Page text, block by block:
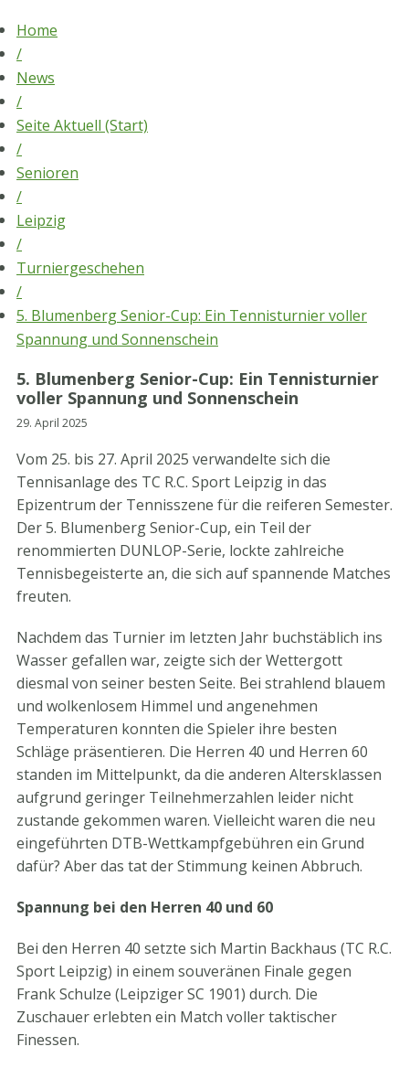
to
content
Home
/
News
/
Seite Aktuell (Start)
/
Senioren
/
Leipzig
/
Turniergeschehen
/
5. Blumenberg Senior-Cup: Ein Tennisturnier voller
Spannung und Sonnenschein
5. Blumenberg Senior-Cup: Ein Tennisturnier
voller Spannung und Sonnenschein
29. April 2025
Vom 25. bis 27. April 2025 verwandelte sich die
Tennisanlage des TC R.C. Sport Leipzig in das
Epizentrum der Tennisszene für die reiferen Semester.
Der 5. Blumenberg Senior-Cup, ein Teil der
renommierten DUNLOP-Serie, lockte zahlreiche
Tennisbegeisterte an, die sich auf spannende Matches
freuten.
Nachdem das Turnier im letzten Jahr buchstäblich ins
Wasser gefallen war, zeigte sich der Wettergott
diesmal von seiner besten Seite. Bei strahlend blauem
und wolkenlosem Himmel und angenehmen
Temperaturen konnten die Spieler ihre besten
Schläge präsentieren. Die Herren 40 und Herren 60
standen im Mittelpunkt, da die anderen Altersklassen
aufgrund geringer Teilnehmerzahlen leider nicht
zustande gekommen waren. Vielleicht waren die neu
eingeführten DTB-Wettkampfgebühren ein Grund
dafür? Aber das tat der Stimmung keinen Abbruch.
Spannung bei den Herren 40 und 60
Bei den Herren 40 setzte sich Martin Backhaus (TC R.C.
Sport Leipzig) in einem souveränen Finale gegen
Frank Schulze (Leipziger SC 1901) durch. Die
Zuschauer erlebten ein Match voller taktischer
Finessen.